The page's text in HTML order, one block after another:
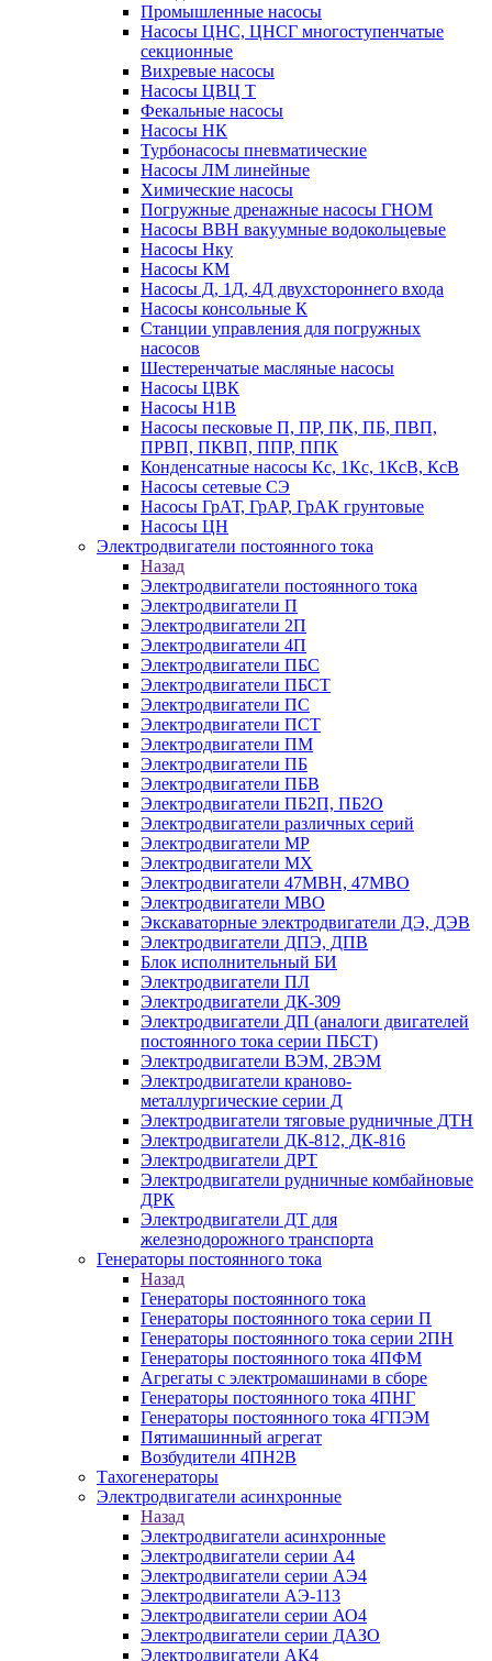
Промышленные насосы
Насосы ЦНС, ЦНСГ многоступенчатые
секционные
Вихревые насосы
Насосы ЦВЦ Т
Фекальные насосы
Насосы НК
Турбонасосы пневматические
Насосы ЛМ линейные
Химические насосы
Погружные дренажные насосы ГНОМ
Насосы ВВН вакуумные водокольцевые
Насосы Нку
Насосы КМ
Насосы Д, 1Д, 4Д двухстороннего входа
Насосы консольные К
Станции управления для погружных
насосов
Шестеренчатые масляные насосы
Насосы ЦВК
Насосы Н1В
Насосы песковые П, ПР, ПК, ПБ, ПВП,
ПРВП, ПКВП, ППР, ППК
Конденсатные насосы Кс, 1Кс, 1КсВ, КсВ
Насосы сетевые СЭ
Насосы ГрАТ, ГрАР, ГрАК грунтовые
Насосы ЦН
Электродвигатели постоянного тока
Назад
Электродвигатели постоянного тока
Электродвигатели П
Электродвигатели 2П
Электродвигатели 4П
Электродвигатели ПБС
Электродвигатели ПБСТ
Электродвигатели ПС
Электродвигатели ПСТ
Электродвигатели ПМ
Электродвигатели ПБ
Электродвигатели ПБВ
Электродвигатели ПБ2П, ПБ2О
Электродвигатели различных серий
Электродвигатели МР
Электродвигатели MX
Электродвигатели 47MBH, 47МВО
Электродвигатели MBO
Экскаваторные электродвигатели ДЭ, ДЭВ
Электродвигатели ДПЭ, ДПВ
Блок исполнительный БИ
Электродвигатели ПЛ
Электродвигатели ДК-309
Электродвигатели ДП (аналоги двигателей
постоянного тока серии ПБСТ)
Электродвигатели ВЭМ, 2ВЭМ
Электродвигатели краново-
металлургические серии Д
Электродвигатели тяговые рудничные ДТН
Электродвигатели ДК-812, ДК-816
Электродвигатели ДРТ
Электродвигатели рудничные комбайновые
ДРК
Электродвигатели ДТ для
железнодорожного транспорта
Генераторы постоянного тока
Назад
Генераторы постоянного тока
Генераторы постоянного тока серии П
Генераторы постоянного тока серии 2ПН
Генераторы постоянного тока 4ПФМ
Агрегаты с электромашинами в сборе
Генераторы постоянного тока 4ПНГ
Генераторы постоянного тока 4ГПЭМ
Пятимашинный агрегат
Возбудители 4ПН2В
Тахогенераторы
Электродвигатели асинхронные
Назад
Электродвигатели асинхронные
Электродвигатели серии А4
Электродвигатели серии АЭ4
Электродвигатели АЭ-113
Электродвигатели серии АО4
Электродвигатели серии ДАЗО
Электродвигатели АК4